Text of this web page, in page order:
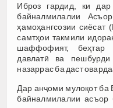
Иброз гардид, ки
байналмилалии
ҳамоҳангсозии сиёсат
самтҳои такмили
шаффофият, беҳтар
давлатӣ ва пешбурди
назаррас ба даст
Дар анҷоми мулоқот ба
байналмилалии асъор